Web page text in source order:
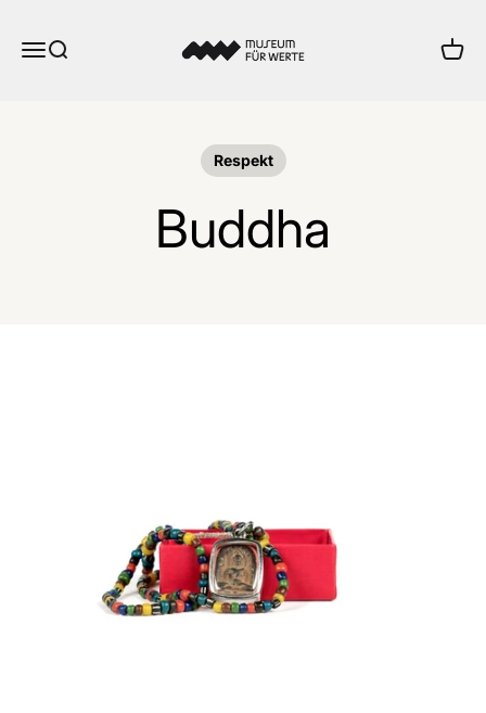
MenüSuche
Respekt
Buddha